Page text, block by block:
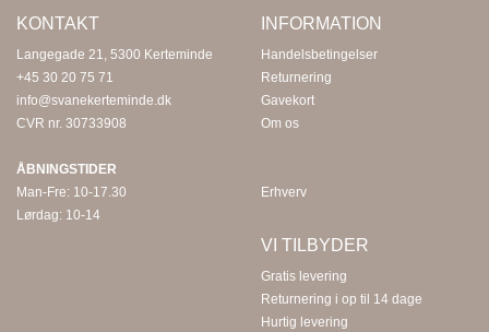
KONTAKT
Langegade 21, 5300 Kerteminde
+45 30 20 75 71
info@svanekerteminde.dk
CVR nr. 30733908
ÅBNINGSTIDER
Man-Fre: 10-17.30
Lørdag: 10-14
INFORMATION
Handelsbetingelser
Returnering
Gavekort
Om os
Erhverv
VI TILBYDER
Gratis levering
Returnering i op til 14 dage
Hurtig levering